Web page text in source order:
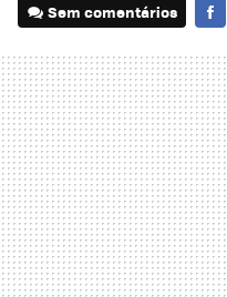
Sem comentários